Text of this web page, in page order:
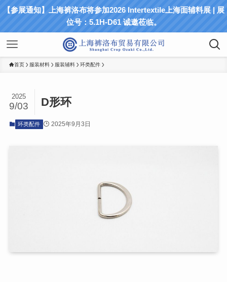
【参展通知】上海裤洛布将参加2026 Intertextile上海面辅料展 | 展
位号：5.1H-D61 诚邀莅临。
首页 服装材料 服装辅料 环类配件
D形环
2025
9/03
环类配件 2025年9月3日